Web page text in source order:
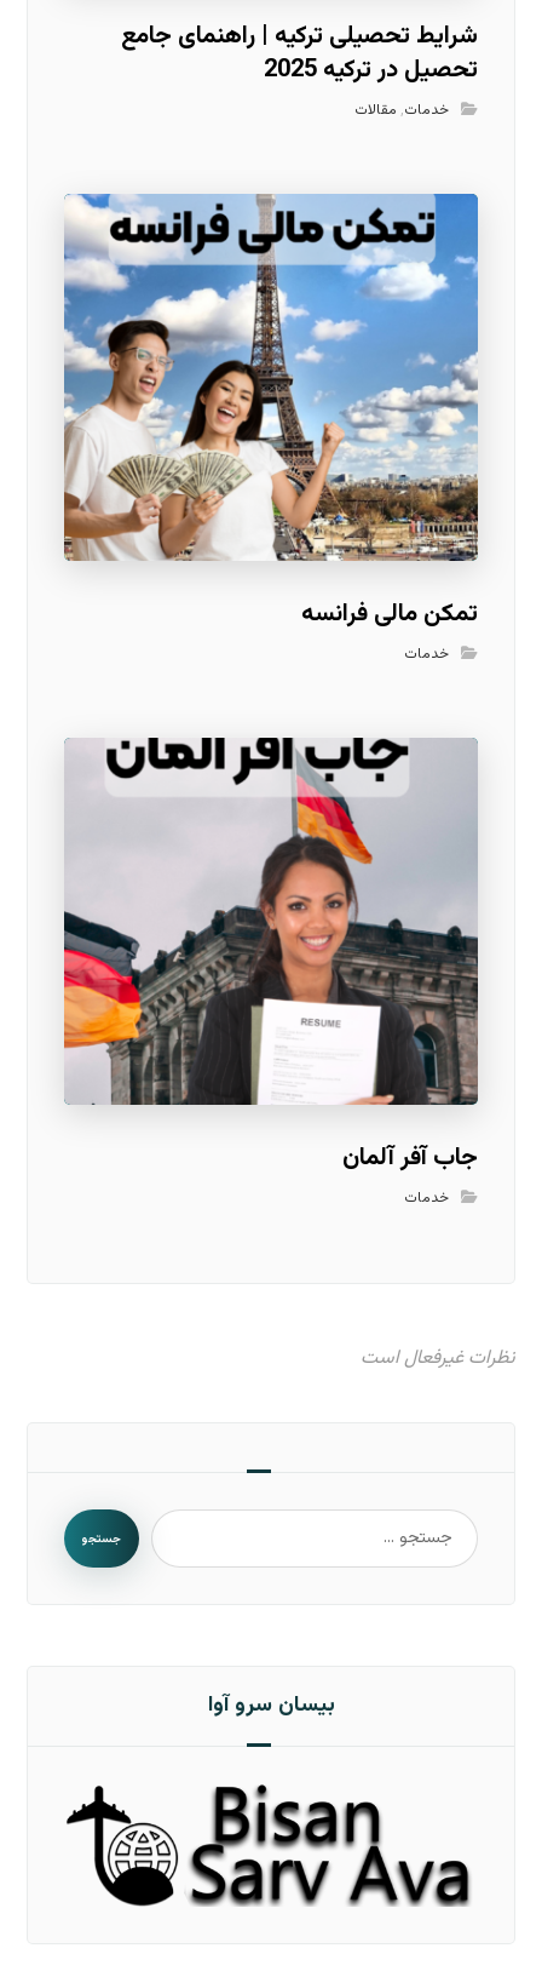
شرایط تحصیلی ترکیه | راهنمای جامع
تحصیل در ترکیه 2025
خدمات, مقالات
تمکن مالی فرانسه
خدمات
جاب آفر آلمان
خدمات
نظرات غیرفعال است
جستجو
بیسان سرو آوا